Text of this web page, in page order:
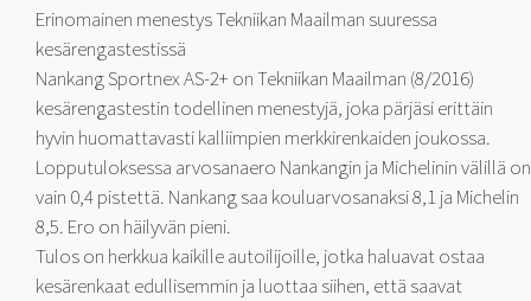
Erinomainen menestys Tekniikan Maailman suuressa
kesärengastestissä
Nankang Sportnex AS-2+ on Tekniikan Maailman (8/2016)
kesärengastestin todellinen menestyjä, joka pärjäsi erittäin
hyvin huomattavasti kalliimpien merkkirenkaiden joukossa.
Lopputuloksessa arvosanaero Nankangin ja Michelinin välillä on
vain 0,4 pistettä. Nankang saa kouluarvosanaksi 8,1 ja Michelin
8,5. Ero on häilyvän pieni.
Tulos on herkkua kaikille autoilijoille, jotka haluavat ostaa
kesärenkaat edullisemmin ja luottaa siihen, että saavat